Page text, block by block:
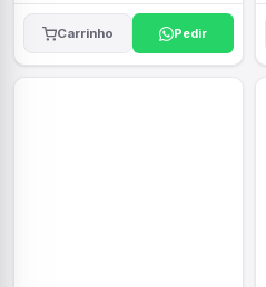
Carrinho Pedir